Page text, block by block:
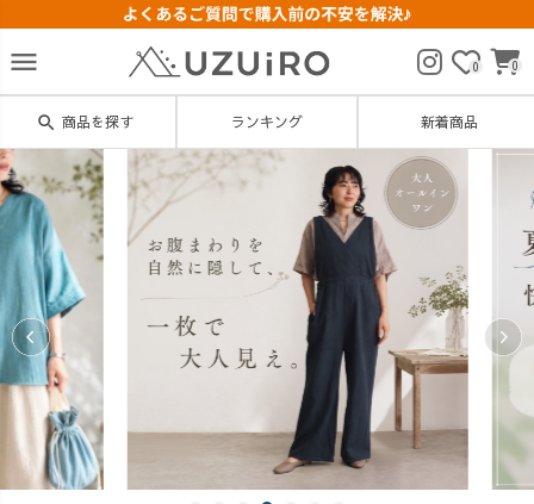
menu 0 0
search 商品を探す ランキング 新着商品